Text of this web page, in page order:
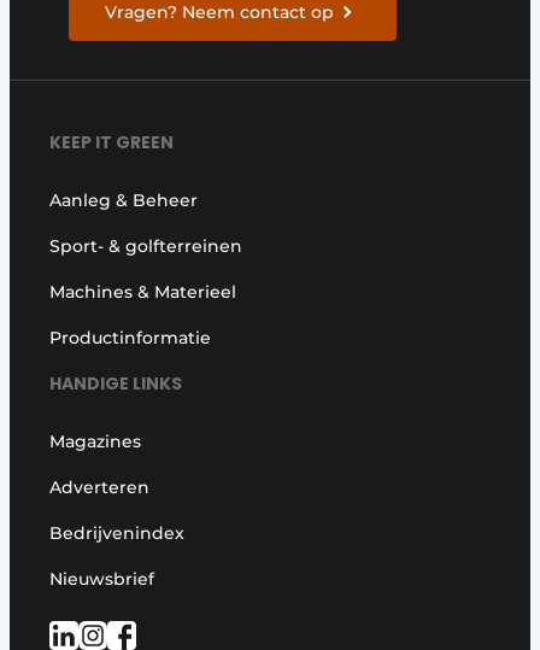
Vragen? Neem contact op
KEEP IT GREEN
Aanleg & Beheer
Sport- & golfterreinen
Machines & Materieel
Productinformatie
HANDIGE LINKS
Magazines
Adverteren
Bedrijvenindex
Nieuwsbrief